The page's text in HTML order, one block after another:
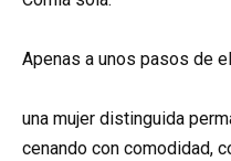
Apenas a unos pasos de
una mujer distinguida
cenando con comodidad,